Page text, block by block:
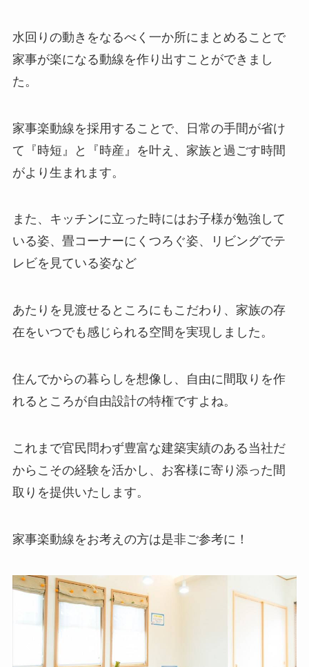
水回りの動きをなるべく一か所にまとめることで
家事が楽になる動線を作り出すことができまし
た。
家事楽動線を採用することで、日常の手間が省け
て『時短』と『時産』を叶え、家族と過ごす時間
がより生まれます。
また、キッチンに立った時にはお子様が勉強して
いる姿、畳コーナーにくつろぐ姿、リビングでテ
レビを見ている姿など
あたりを見渡せるところにもこだわり、家族の存
在をいつでも感じられる空間を実現しました。
住んでからの暮らしを想像し、自由に間取りを作
れるところが自由設計の特権ですよね。
これまで官民問わず豊富な建築実績のある当社だ
からこその経験を活かし、お客様に寄り添った間
取りを提供いたします。
家事楽動線をお考えの方は是非ご参考に！